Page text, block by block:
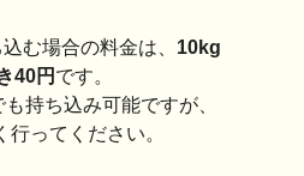
む場合の料金は、 10kg
40円 です。
持ち込み可能ですが、
行ってください。